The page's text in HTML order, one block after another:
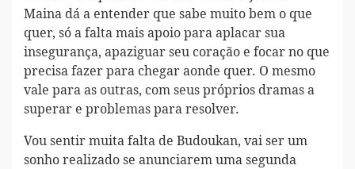
Maina dá a entender que sabe muito bem o que
quer, só a falta mais apoio para aplacar sua
insegurança, apaziguar seu coração e focar no que
precisa fazer para chegar aonde quer. O mesmo
vale para as outras, com seus próprios dramas a
superar e problemas para resolver.
Vou sentir muita falta de Budoukan, vai ser um
sonho realizado se anunciarem uma segunda